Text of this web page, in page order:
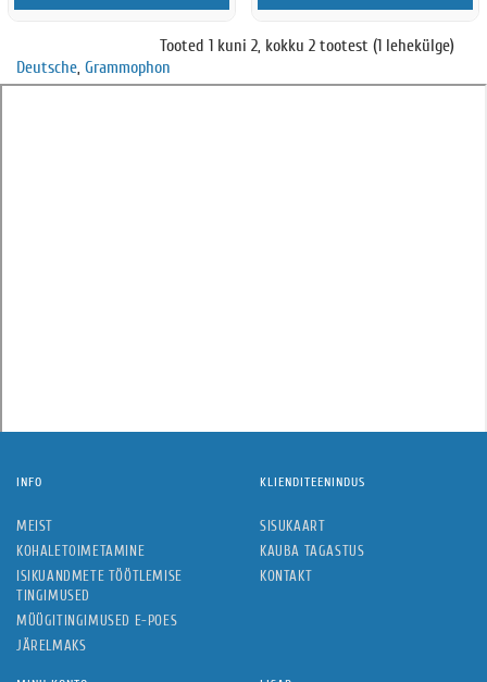
Tooted 1 kuni 2, kokku 2 tootest (1 lehekülge)
Deutsche, Grammophon
INFO
MEIST
KOHALETOIMETAMINE
ISIKUANDMETE TÖÖTLEMISE
TINGIMUSED
MÜÜGITINGIMUSED E-POES
JÄRELMAKS
KLIENDITEENINDUS
SISUKAART
KAUBA TAGASTUS
KONTAKT